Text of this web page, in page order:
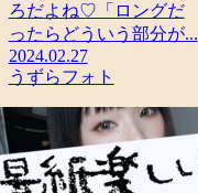
ろだよね♡「ロングだ
ったらどういう部分が...
2024.02.27
うずらフォト